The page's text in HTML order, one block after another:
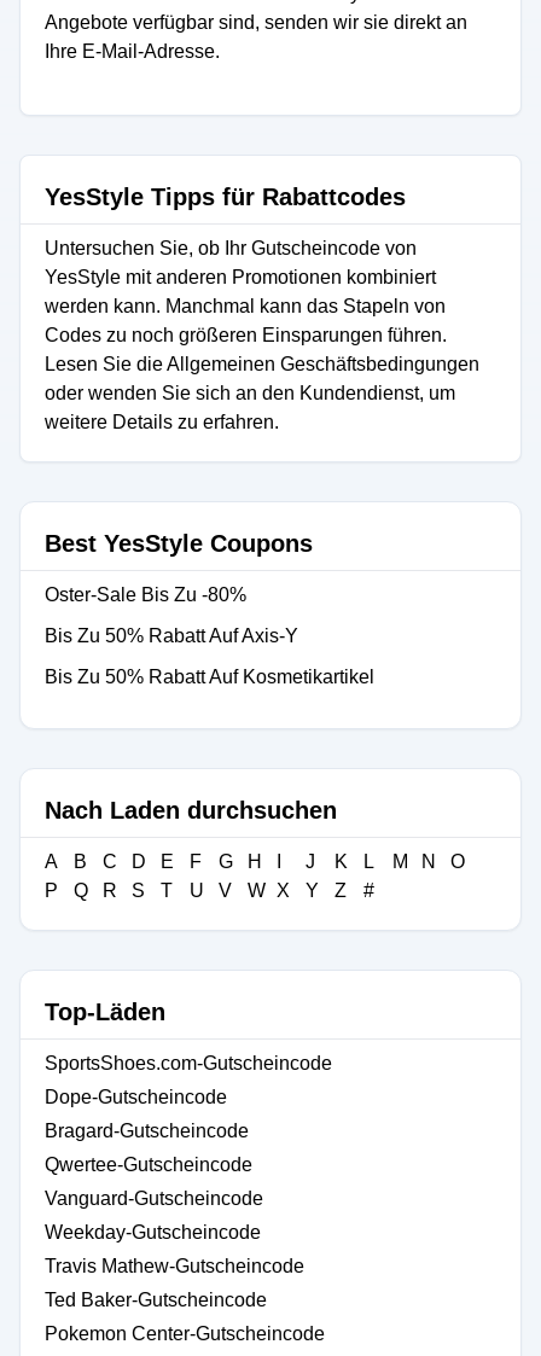
Angebote verfügbar sind, senden wir sie direkt an
Ihre E-Mail-Adresse.
YesStyle Tipps für Rabattcodes
Untersuchen Sie, ob Ihr Gutscheincode von
YesStyle mit anderen Promotionen kombiniert
werden kann. Manchmal kann das Stapeln von
Codes zu noch größeren Einsparungen führen.
Lesen Sie die Allgemeinen Geschäftsbedingungen
oder wenden Sie sich an den Kundendienst, um
weitere Details zu erfahren.
Best YesStyle Coupons
Oster-Sale Bis Zu -80%
Bis Zu 50% Rabatt Auf Axis-Y
Bis Zu 50% Rabatt Auf Kosmetikartikel
Nach Laden durchsuchen
A B C D E F G H J K L M N
O
P
Q R S T U V W X Y Z #
Top-Läden
SportsShoes.com-Gutscheincode
Dope-Gutscheincode
Bragard-Gutscheincode
Qwertee-Gutscheincode
Vanguard-Gutscheincode
Weekday-Gutscheincode
Travis Mathew-Gutscheincode
Ted Baker-Gutscheincode
Pokemon Center-Gutscheincode